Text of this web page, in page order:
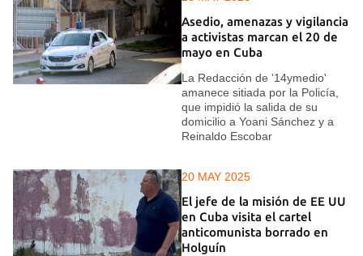
Asedio, amenazas y vigilancia
a activistas marcan el 20 de
mayo en Cuba
La Redacción de '14ymedio'
amanece sitiada por la Policía,
que impidió la salida de su
domicilio a Yoani Sánchez y a
Reinaldo Escobar
20 MAY 2025
El jefe de la misión de EE UU
en Cuba visita el cartel
anticomunista borrado en
Holguín